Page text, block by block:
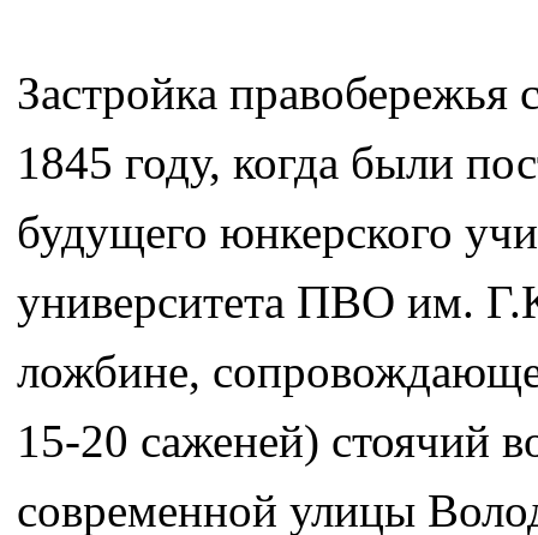
Застройка правобережья
1845 году, когда были
будущего юнкерского
университета ПВО им.
ложбине,
15-20 саженей) стоячий
современной улицы